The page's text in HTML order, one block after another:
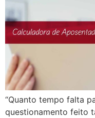
“Quanto tempo falta
questionamento feito